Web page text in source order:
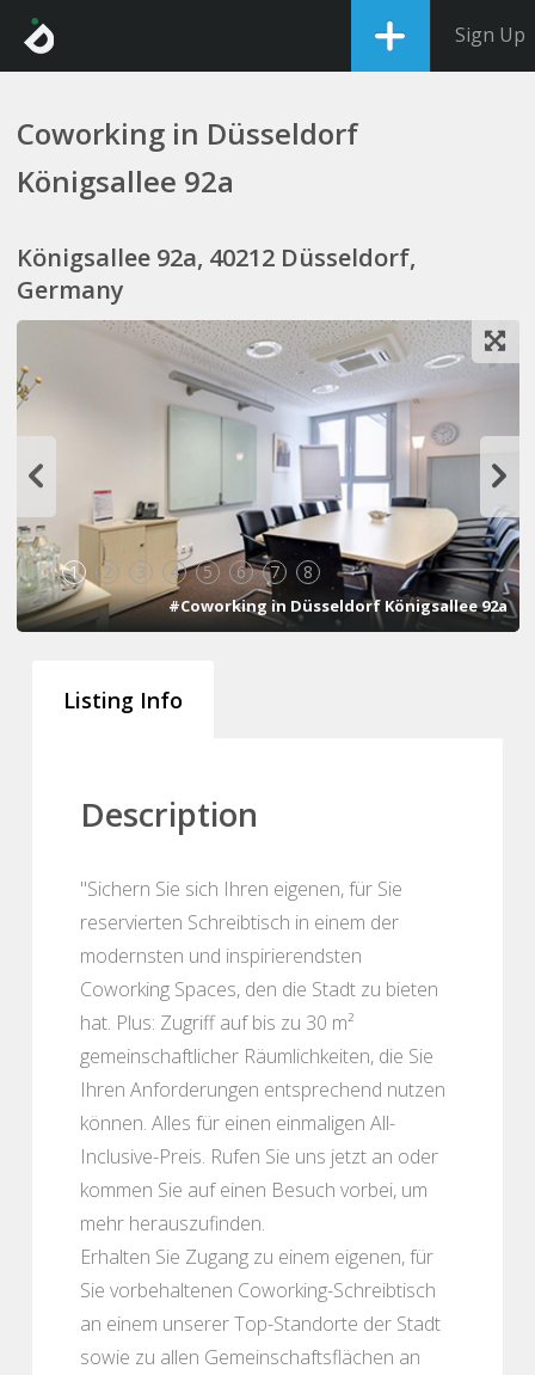
Sign Up
Coworking in Düsseldorf
Königsallee 92a
Königsallee 92a, 40212 Düsseldorf,
Germany
1 2 3 4 5 6 7 8
#Coworking in Düsseldorf Königsallee 92a
Listing Info
Description
"Sichern Sie sich Ihren eigenen, für Sie
reservierten Schreibtisch in einem der
modernsten und inspirierendsten
Coworking Spaces, den die Stadt zu bieten
hat. Plus: Zugriff auf bis zu 30 m²
gemeinschaftlicher Räumlichkeiten, die Sie
Ihren Anforderungen entsprechend nutzen
können. Alles für einen einmaligen All-
Inclusive-Preis. Rufen Sie uns jetzt an oder
kommen Sie auf einen Besuch vorbei, um
mehr herauszufinden.
Erhalten Sie Zugang zu einem eigenen, für
Sie vorbehaltenen Coworking-Schreibtisch
an einem unserer Top-Standorte der Stadt
sowie zu allen Gemeinschaftsflächen an